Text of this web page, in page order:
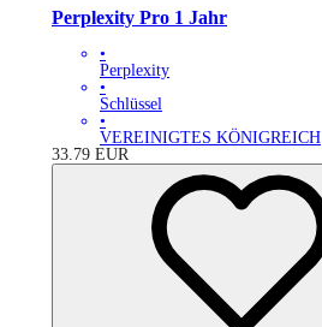
Perplexity Pro 1 Jahr
•
Perplexity
•
Schlüssel
•
VEREINIGTES KÖNIGREICH
33.79 EUR